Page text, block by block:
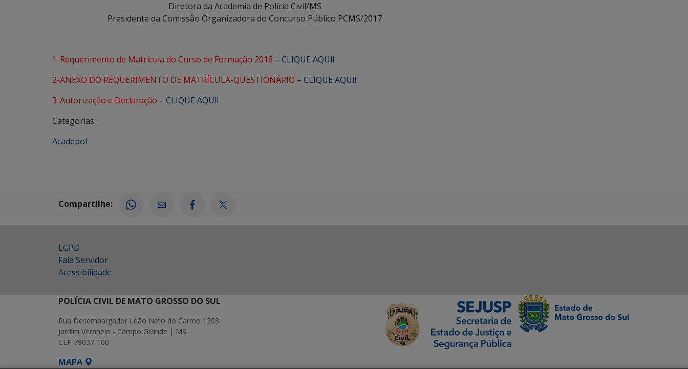
Diretora da Academia de Polícia Civil/MS
Presidente da Comissão Organizadora do Concurso Público PCMS/2017
1-Requerimento de Matrícula do Curso de Formação 2018 – CLIQUE AQUI!
2-ANEXO DO REQUERIMENTO DE MATRÍCULA-QUESTIONÁRIO – CLIQUE AQUI!
3-Autorização e Declaração – CLIQUE AQUI!
Categorias :
Acadepol
Compartilhe:
LGPD
Fala Servidor
Acessibilidade
POLÍCIA CIVIL DE MATO GROSSO DO SUL
Rua Desembargador Leão Neto do Carmo 1203
Jardim Veraneio - Campo Grande | MS
CEP 79037-100
MAPA